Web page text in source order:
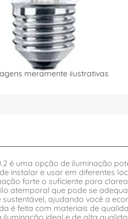
meramente ilustrativas
é uma opção de iluminação
instalar e usar em diferentes
forte o suficiente para
atemporal que pode se
ajudando você a
é feita com materiais de
ideal e de alta